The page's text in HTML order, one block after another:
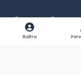
Светлый режим
Темный режим
Как в
Войти